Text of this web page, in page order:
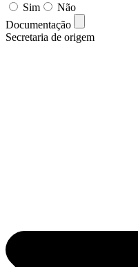
Sim
Não
Documentação
Secretaria de origem